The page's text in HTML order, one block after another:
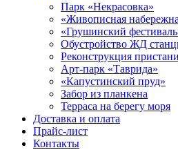
Парк «Некрасовка»
«Живописная
«Грушинский
Обустройство ЖД
Реконструкция пристани
Арт-парк «Таврида»
«Капустинский пруд»
Забор из планкена
Терраса на берегу моря
Доставка и оплата
Прайс-лист
Контакты